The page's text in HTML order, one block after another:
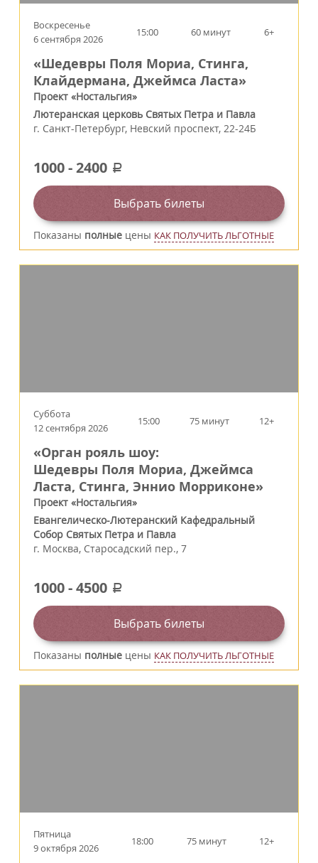
Воскресенье
6 сентября 2026
15:00 60 минут 6+
«Шедевры Поля Мориа, Стинга,
Клайдермана, Джеймса Ласта»
Проект «Ностальгия»
Лютеранская церковь Святых Петра и Павла
г. Санкт-Петербург, Невский проспект, 22-24Б
1000-2400 a
Выбрать билеты
Показаны полные цены КАК ПОЛУЧИТЬ ЛЬГОТНЫЕ
Суббота
12 сентября 2026
15:00 75 минут 12+
«Орган рояль шоу:
Шедевры Поля Мориа, Джеймса
Ласта, Стинга, Эннио Морриконе»
Проект «Ностальгия»
Евангелическо-Лютеранский Кафедральный
Собор Святых Петра и Павла
г. Москва, Старосадский пер., 7
1000-4500 a
Выбрать билеты
Показаны полные цены КАК ПОЛУЧИТЬ ЛЬГОТНЫЕ
Пятница
9 октября 2026
18:00 75 минут 12+